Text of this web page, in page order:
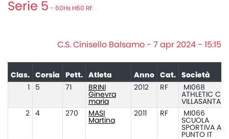
Serie 5 - 60Hs H60 RF
C.S. Cinisello Balsamo - 7 apr 2024 - 15:15
Clas. Corsia Pett. Atleta Anno Cat.
Società
5 71
BRINI
Ginevra
maria
2012 RF
MI068
ATHLETIC
VILLASANTA
2
4 270
MASI
Martina
2011 RF
MI066
SCUOLA
SPORTIVA
PUNTO IT